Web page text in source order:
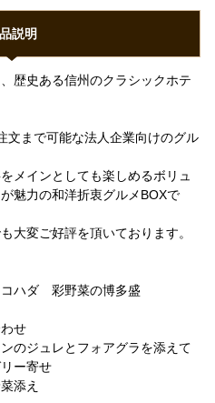
説明
歴史ある信州のクラシックホテ
文まで可能な法人企業向けのグル
メインとしても楽しめるボリュ
魅力の和洋折衷グルメBOXで
大変ご好評を頂いております。
ハダ 彩野菜の博多盛
せ
のジュレとフォアグラを添えて
ー寄せ
添え